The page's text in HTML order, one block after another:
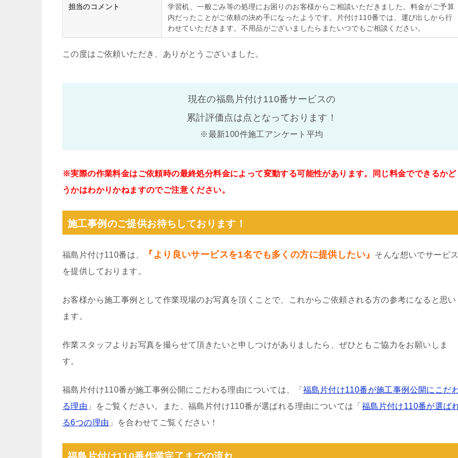
担当のコメント
学習机、一般ごみ等の処理にお困りのお客様からご相談いただきました。料金がご予算
内だったことがご依頼の決め手になったようです。片付け110番では、運び出しから行
わせていただきます。不用品がございましたらまたいつでもご相談ください。
この度はご依頼いただき、ありがとうございました。
現在の福島片付け110番サービスの
累計評価点は点となっております！
※最新100件施工アンケート平均
※実際の作業料金はご依頼時の最終処分料金によって変動する可能性があります。同じ料金でできるかど
うかはわかりかねますのでご注意ください。
施工事例のご提供お待ちしております！
福島片付け110番は、 『より良いサービスを1名でも多くの方に提供したい』
そんな想いでサービス
を提供しております。
お客様から施工事例として作業現場のお写真を頂くことで、これからご依頼される方の参考になると思い
ます。
作業スタッフよりお写真を撮らせて頂きたいと申しつけがありましたら、ぜひともご協力をお願いしま
す。
福島片付け110番が施工事例公開にこだわる理由については、「 福島片付け110番が施工事例公開にこだ
る理由 」をご覧ください。また、福島片付け110番が選ばれる理由については「 福島片付け110番が選ば
る6つの理由 」を合わせてご覧ください！